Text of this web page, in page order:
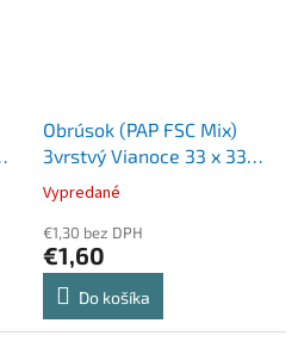
Obrúsok (PAP FSC Mix)
3vrstvý Vianoce 33 x 33
cm [20 ks]
Vypredané
€1,30 bez DPH
€1,60
Do košíka